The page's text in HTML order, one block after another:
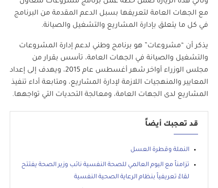
مع الجهات العامة لتعريفها بسبل الدعم المقدمة من البرنامج
في كل ما يتعلق بإدارة المشاريع والتشغيل والصيانة.
يذكر أن “مشروعات” هو برنامج وطني لدعم إدارة المشروعات
والتشغيل والصيانة في الجهات العامة، تأسس بقرار من
مجلس الوزراء أواخر شهر أغسطس عام 2015، ويهدف إلى إعداد
المعايير والمنهجيات اللازمة لإدارة المشاريع، ومتابعة أداء تنفيذ
المشاريع لدى الجهات العامة، ومعالجة التحديات التي تواجهها.
قد تعجبك أيضاً
النملة وقطرة العسل
تزامناً مع اليوم العالمي للصحة النفسية نائب وزير الصحة يفتتح
لقاءً تعريفياً بنظام الرعاية الصحية النفسية